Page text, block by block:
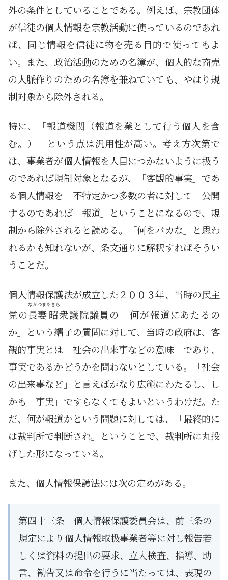
外の条件としていることである。例えば、宗教団体
が信徒の個人情報を宗教活動に使っているのであれ
ば、同じ情報を信徒に物を売る目的で使ってもよ
い。また、政治活動のための名簿が、個人的な商売
の人脈作りのための名簿を兼ねていても、やはり規
制対象から除外される。
特に、「報道機関（報道を業として行う個人を含
む。）」という点は汎用性が高い。考え方次第で
は、事業者が個人情報を人目につかないように扱う
のであれば規制対象となるが、「客観的事実」であ
る個人情報を「不特定かつ多数の者に対して」公開
するのであれば「報道」ということになるので、規
制から除外されると読める。「何をバカな」と思わ
れるかも知れないが、条文通りに解釈すればそうい
うことだ。
個人情報保護法が成立した２００３年、当時の民主
党の長妻
ながつま
昭
あきら
衆議院議員の「何が報道にあたるの
か」という繻子の質問に対して、当時の政府は、客
観的事実とは「社会の出来事などの意味」であり、
事実であるかどうかを問わないとしている。「社会
の出来事など」と言えばかなり広範にわたるし、し
かも「事実」ですらなくてもよいというわけだ。た
だ、何が報道かという問題に対しては、「最終的に
は裁判所で判断され」ということで、裁判所に丸投
げした形になっている。
また、個人情報保護法には次の定めがある。
第四十三条 個人情報保護委員会は、前三条の
規定により個人情報取扱事業者等に対し報告若
しくは資料の提出の要求、立入検査、指導、助
言、勧告又は命令を行うに当たっては、表現の